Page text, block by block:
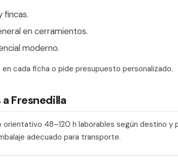
fincas.
en cerramientos.
moderno.
cada ficha o pide presupuesto personalizado.
a Fresnedilla
orientativo 48–120 h laborables según destino
adecuado para transporte.